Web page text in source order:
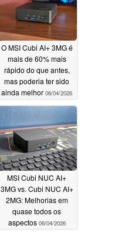
O MSI Cubi AI+ 3MG é
mais de 60% mais
rápido do que antes,
mas poderia ter sido
ainda melhor 06/04/2026
MSI Cubi NUC AI+
3MG vs. Cubi NUC AI+
2MG: Melhorias em
quase todos os
aspectos 06/04/2026